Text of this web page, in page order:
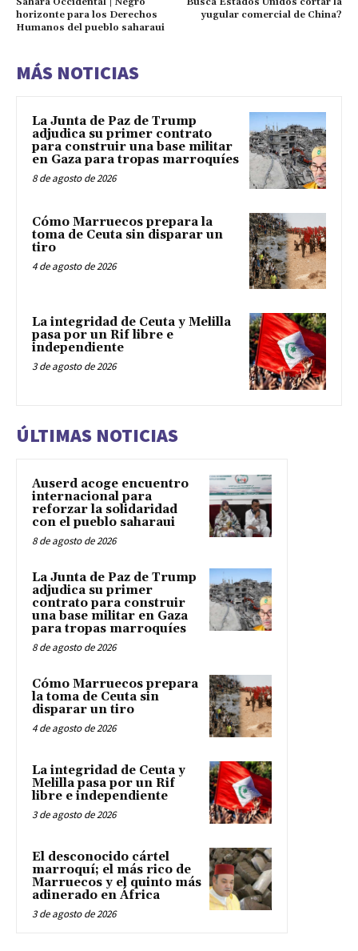
horizonte para los Derechos
Humanos del pueblo saharaui
yugular comercial de China?
MÁS NOTICIAS
La Junta de Paz de Trump
adjudica su primer contrato
para construir una base militar
en Gaza para tropas marroquíes
8 de agosto de 2026
Cómo Marruecos prepara la
toma de Ceuta sin disparar un
tiro
4 de agosto de 2026
La integridad de Ceuta y Melilla
pasa por un Rif libre e
independiente
3 de agosto de 2026
ÚLTIMAS NOTICIAS
Auserd acoge encuentro
internacional para
reforzar la solidaridad
con el pueblo saharaui
8 de agosto de 2026
La Junta de Paz de Trump
adjudica su primer
contrato para construir
una base militar en Gaza
para tropas marroquíes
8 de agosto de 2026
Cómo Marruecos prepara
la toma de Ceuta sin
disparar un tiro
4 de agosto de 2026
La integridad de Ceuta y
Melilla pasa por un Rif
libre e independiente
3 de agosto de 2026
El desconocido cártel
marroquí; el más rico de
Marruecos y el quinto más
adinerado en África
3 de agosto de 2026